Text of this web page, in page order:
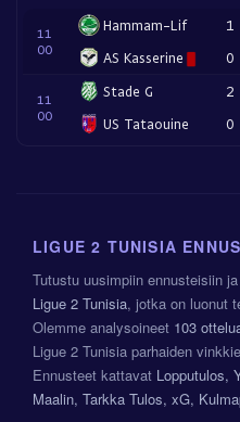
11
00
Hammam-Lif
AS Kasserine
1
0
11
00
Stade G
US Tataouine
2
0
LIGUE 2 TUNISIA
Tutustu uusimpiin ennusteisiin
Ligue 2 Tunisia, jotka on luonut
Olemme analysoineet 103
Ligue 2 Tunisia parhaiden
Ennusteet kattavat Lopputulos,
Maalin, Tarkka Tulos, xG,